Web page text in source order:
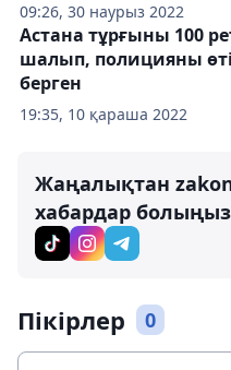
09:26, 30 наурыз 2022
19:35, 10 қараша 2022
Астана тұрғыны 100
шалып, полицияны
берген
Жаңалықтан
хабардар
Пікірлер 0